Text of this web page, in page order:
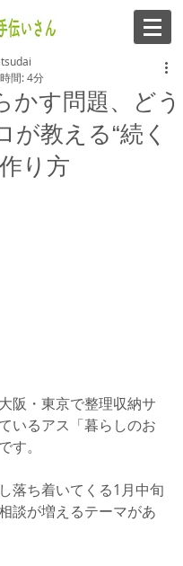
かす問題、どう
が教える“続く
り方
間: 4分
阪・東京で整理収納サ
いるアス「暮らしのお
す。
落ち着いてくる1月中旬
談が増えるテーマがあ